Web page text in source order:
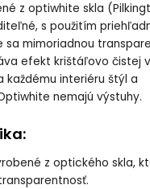
z optiwhite skla
s použitím
sa mimoriadnou
efekt krištáľovo čistej
každému interiéru štýl a
nemajú výstuhy.
z optického skla,